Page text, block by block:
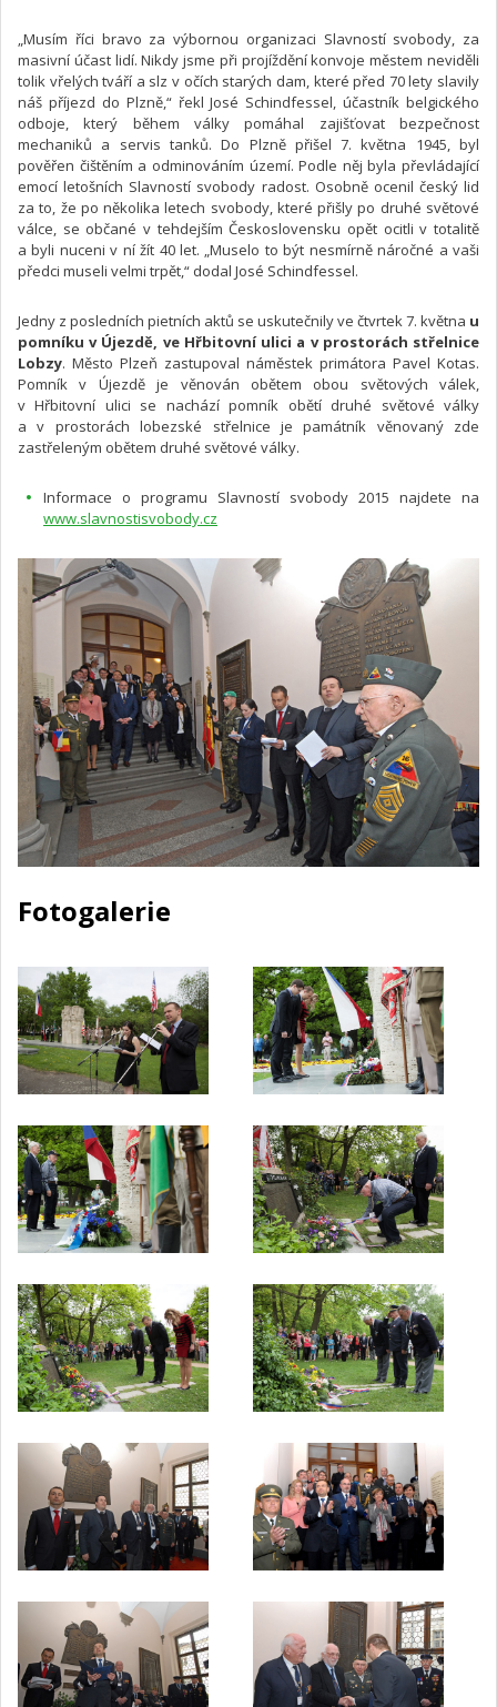
„Musím říci bravo za výbornou organizaci Slavností svobody, za
masivní účast lidí. Nikdy jsme při projíždění konvoje městem neviděli
tolik vřelých tváří a slz v očích starých dam, které před 70 lety slavily
náš příjezd do Plzně,“ řekl José Schindfessel, účastník belgického
odboje, který během války pomáhal zajišťovat bezpečnost
mechaniků a servis tanků. Do Plzně přišel 7. května 1945, byl
pověřen čištěním a odminováním území. Podle něj byla převládající
emocí letošních Slavností svobody radost. Osobně ocenil český lid
za to, že po několika letech svobody, které přišly po druhé světové
válce, se občané v tehdejším Československu opět ocitli v totalitě
a byli nuceni v ní žít 40 let. „Muselo to být nesmírně náročné a vaši
předci museli velmi trpět,“ dodal José Schindfessel.
Jedny z posledních pietních aktů se uskutečnily ve čtvrtek 7. května u
pomníku v Újezdě, ve Hřbitovní ulici a v prostorách střelnice
Lobzy. Město Plzeň zastupoval náměstek primátora Pavel Kotas.
Pomník v Újezdě je věnován obětem obou světových válek,
v Hřbitovní ulici se nachází pomník obětí druhé světové války
a v prostorách lobezské střelnice je památník věnovaný zde
zastřeleným obětem druhé světové války.
Informace o programu Slavností svobody 2015 najdete na
www.slavnostisvobody.cz
Fotogalerie